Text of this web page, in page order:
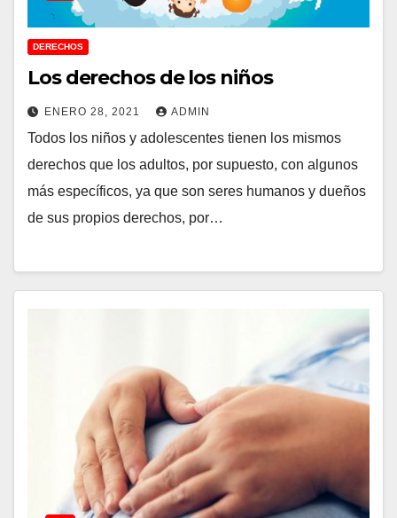
DERECHOS
Los derechos de los niños
ENERO 28, 2021 ADMIN
Todos los niños y adolescentes tienen los mismos
derechos que los adultos, por supuesto, con algunos
más específicos, ya que son seres humanos y dueños
de sus propios derechos, por…